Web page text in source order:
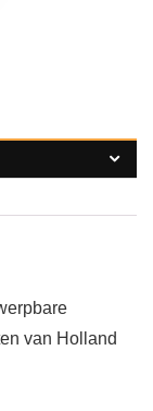
van Holland